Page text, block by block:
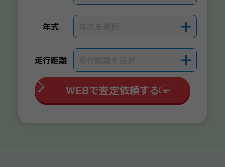
年式 ＋
走行距離 ＋
WEBで査定依頼する